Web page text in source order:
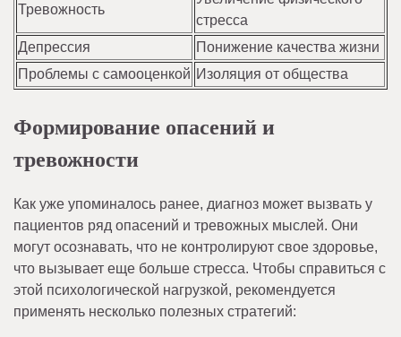
Тревожность
стресса
Депрессия
Понижение качества жизни
Проблемы с самооценкой Изоляция от общества
Формирование опасений и
тревожности
Как уже упоминалось ранее, диагноз может вызвать у
пациентов ряд опасений и тревожных мыслей. Они
могут осознавать, что не контролируют свое здоровье,
что вызывает еще больше стресса. Чтобы справиться с
этой психологической нагрузкой, рекомендуется
применять несколько полезных стратегий: